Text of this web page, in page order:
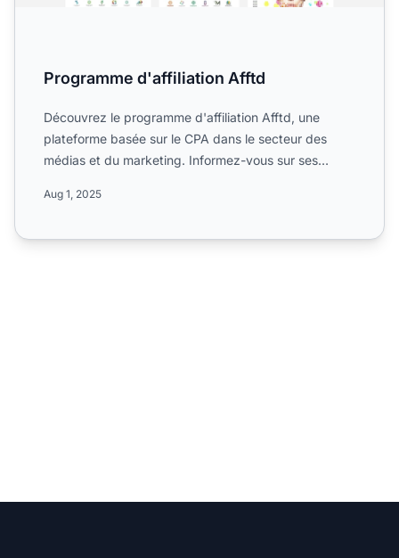
Programme d'affiliation Afftd
Découvrez le programme d'affiliation Afftd, une
plateforme basée sur le CPA dans le secteur des
médias et du marketing. Informez-vous sur ses
Aug 1, 2025